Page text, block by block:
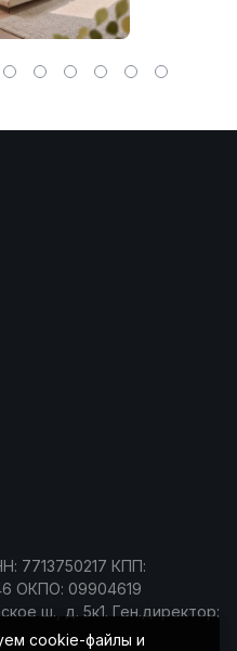
7713750217 КПП:
ОКПО: 09904619
ш., д. 5к1. Ген.директор:
cookie-файлы и